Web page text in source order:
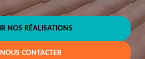
NOS RÉALISATIONS
NOUS CONTACTER